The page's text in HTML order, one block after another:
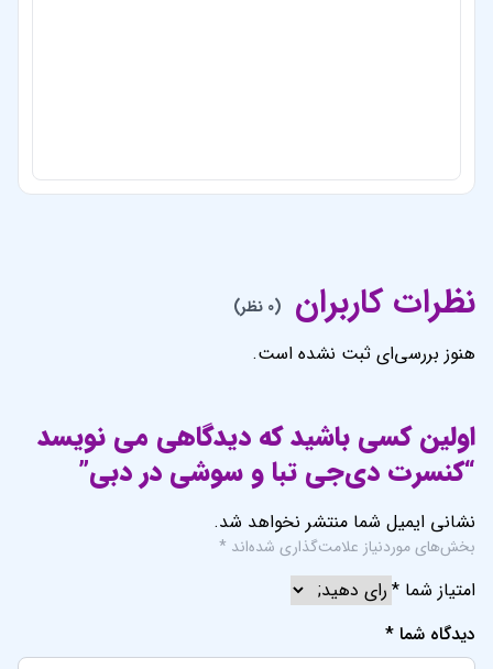
نظرات کاربران (0 نظر)
هنوز بررسی‌ای ثبت نشده است.
اولین کسی باشید که دیدگاهی می نویسد
“کنسرت دی‌جی تبا و سوشی در دبی”
نشانی ایمیل شما منتشر نخواهد شد.
بخش‌های موردنیاز علامت‌گذاری شده‌اند *
امتیاز شما *
دیدگاه شما *